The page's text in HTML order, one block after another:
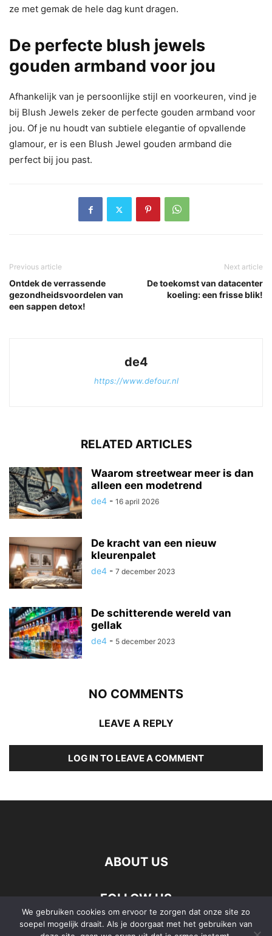
ze met gemak de hele dag kunt dragen.
De perfecte blush jewels
gouden armband voor jou
Afhankelijk van je persoonlijke stijl en voorkeuren, vind je
bij Blush Jewels zeker de perfecte gouden armband voor
jou. Of je nu houdt van subtiele elegantie of opvallende
glamour, er is een Blush Jewel gouden armband die
perfect bij jou past.
Previous article
Ontdek de verrassende
gezondheidsvoordelen van
een sappen detox!
Next article
De toekomst van datacenter
koeling: een frisse blik!
de4
https://www.defour.nl
RELATED ARTICLES
Waarom streetwear meer is dan
alleen een modetrend
de4 - 16 april 2026
De kracht van een nieuw
kleurenpalet
de4 - 7 december 2023
De schitterende wereld van
gellak
de4 - 5 december 2023
NO COMMENTS
LEAVE A REPLY
LOG IN TO LEAVE A COMMENT
ABOUT US
FOLLOW US
We gebruiken cookies om ervoor te zorgen dat onze site zo
soepel mogelijk draait. Als je doorgaat met het gebruiken van